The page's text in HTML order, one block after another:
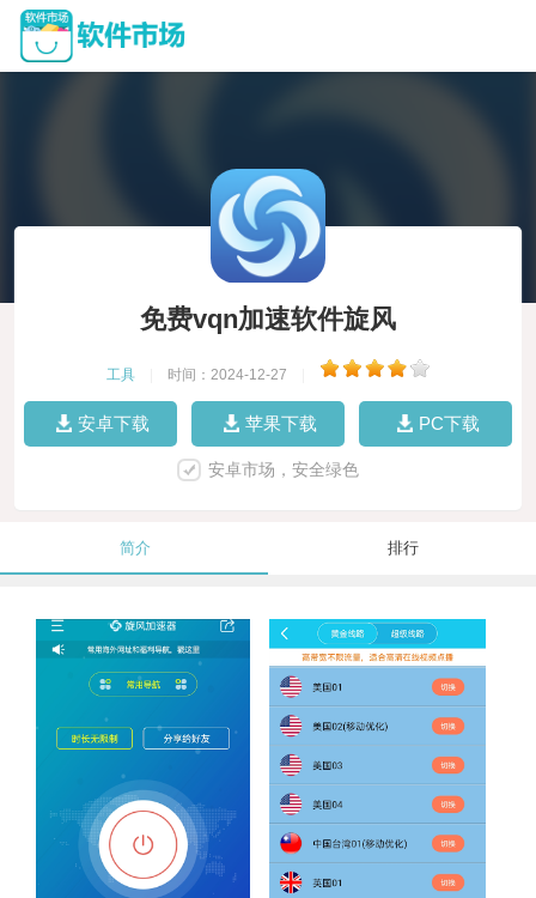
免费vqn加速软件旋风
工具 时间：2024-12-27
安卓下载 苹果下载 PC下载
安卓市场，安全绿色
简介 排行